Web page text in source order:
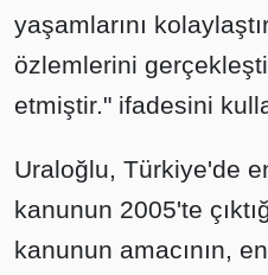
yaşamlarını
özlemlerini
etmiştir." ifadesini
Uraloğlu, Türkiye'de
kanunun 2005'te
kanunun amacının,